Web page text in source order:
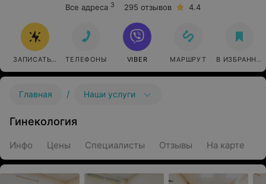
Все адреса 3 295 отзывов 4.4
ЗАПИСАТЬСЯ ОНЛАЙН
ТЕЛЕФОНЫ VIBER МАРШРУТ В ИЗБРАННОЕ
Главная / Наши услуги
Гинекология
Инфо Цены Специалисты Отзывы На карте